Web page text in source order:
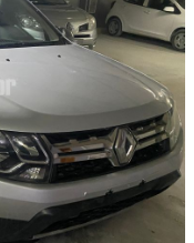
إس
إي
4×4
بنزين
أوتوماتيكي
بدفعٍ
كليٍّ
على
العجلات
مستعمل